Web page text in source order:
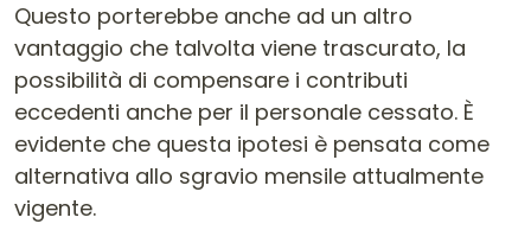
Questo porterebbe anche ad un altro
vantaggio che talvolta viene trascurato, la
possibilità di compensare i contributi
eccedenti anche per il personale cessato. È
evidente che questa ipotesi è pensata come
alternativa allo sgravio mensile attualmente
vigente.